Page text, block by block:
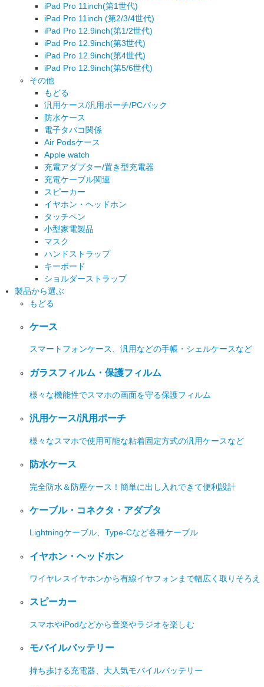
iPad Pro 11inch(第1世代)
iPad Pro 11inch (第2/3/4世代)
iPad Pro 12.9inch(第1/2世代)
iPad Pro 12.9inch(第3世代)
iPad Pro 12.9inch(第4世代)
iPad Pro 12.9inch(第5/6世代)
その他
もどる
汎用ケース/汎用ポーチ/PCバック
防水ケース
電子タバコ関係
Air Podsケース
Apple watch
充電アダプター/置き型充電器
充電ケーブル関連
スピーカー
イヤホン・ヘッドホン
タッチペン
小型家電製品
マスク
ハンドストラップ
キーボード
ショルダーストラップ
製品から選ぶ
もどる
ケース
スマートフォンケース、汎用などの手帳・シェルケースなど
ガラスフィルム・保護フィルム
様々な機能性でスマホの画面を守る保護フィルム
汎用ケース/汎用ポーチ
様々なスマホで使用可能な粘着固定方式の汎用ケースなど
防水ケース
完全防水＆防塵ケース！簡単に出し入れできて便利設計
ケーブル・コネクタ・アダプタ
Lightningケーブル、Type-Cなど各種ケーブル
イヤホン・ヘッドホン
ワイヤレスイヤホンから有線イヤフォンまで幅広く取りそろえ
スピーカー
スマホやiPodなどから音楽やラジオを楽しむ
モバイルバッテリー
持ち歩ける充電器、大人気モバイルバッテリー